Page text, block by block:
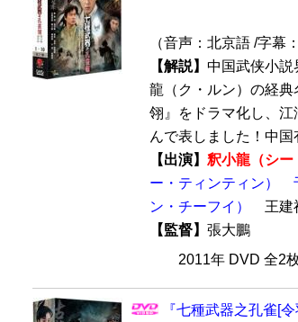
（音声：北京語 /字幕
【解説】 中国武侠小説
龍（ク・ルン）の経
翎』をドラマ化し、
んで表しました！中国
【出演】 釈小龍（シー
ー・ティンティン）
ン・チーフイ）
王
【監督】 張大鵬
2011年 DVD 全2
『七種武器之孔雀[